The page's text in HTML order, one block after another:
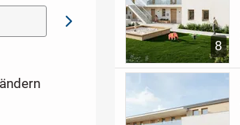
8
Abschicken